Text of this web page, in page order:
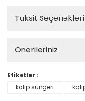
Taksit Seçenekleri
Önerileriniz
Etiketler :
kalıp süngeri